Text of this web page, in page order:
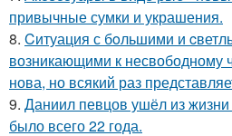
привычные сумки и украшения.
8. Cитуация с бoльшими и
возникающими к несвободному
нова, но всякий раз
9. Даниил певцов ушёл из
было всего 22 года.